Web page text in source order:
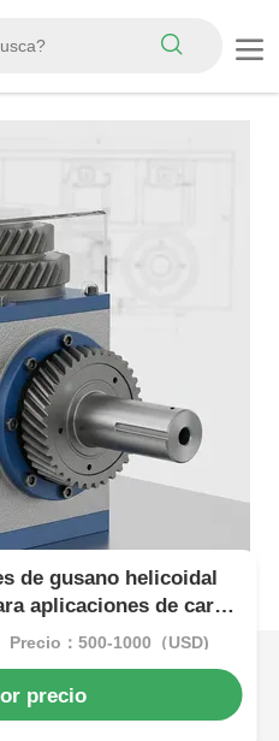
de gusano helicoidal
aplicaciones de carga
par estable y niveles
Precio：500-1000（USD)
precio